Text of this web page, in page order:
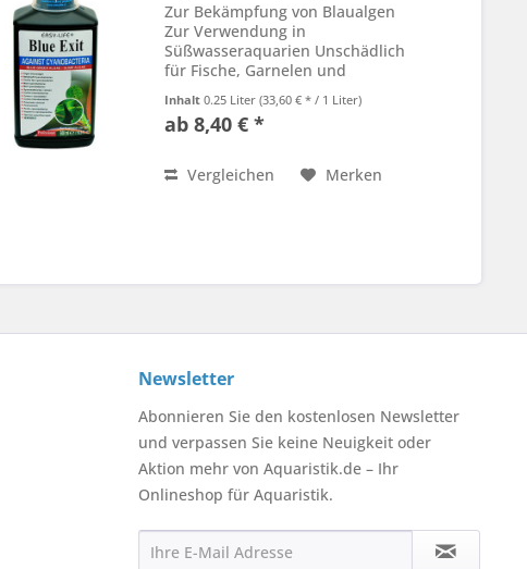
Zur Bekämpfung von Blaualgen
Zur Verwendung in
Süßwasseraquarien Unschädlich
für Fische, Garnelen und
Inhalt0.25 Liter(33,60 € * / 1 Liter)
ab 8,40 € *
Vergleichen Merken
Newsletter
Abonnieren Sie den kostenlosen Newsletter
und verpassen Sie keine Neuigkeit oder
Aktion mehr von Aquaristik.de – Ihr
Onlineshop für Aquaristik.